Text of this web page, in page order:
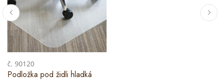
č. 90120
Podložka pod židli hladká